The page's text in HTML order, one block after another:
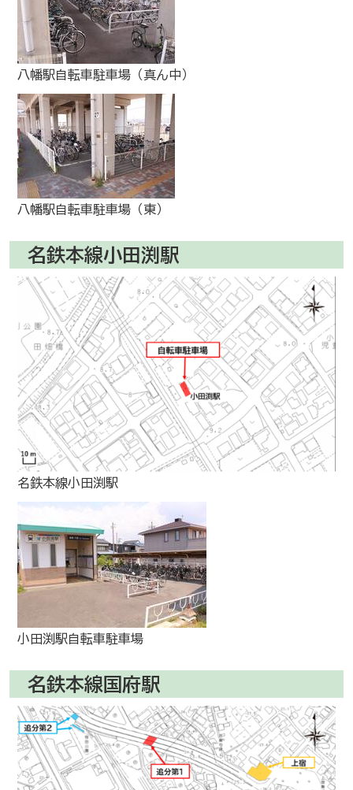
八幡駅自転車駐車場（真ん中）
八幡駅自転車駐車場（東）
名鉄本線小田渕駅
名鉄本線小田渕駅
小田渕駅自転車駐車場
名鉄本線国府駅